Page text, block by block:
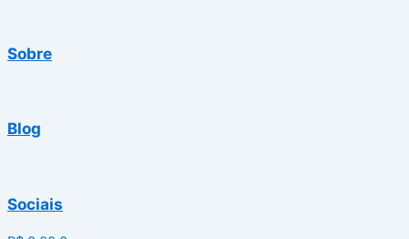
Sobre
Blog
Sociais